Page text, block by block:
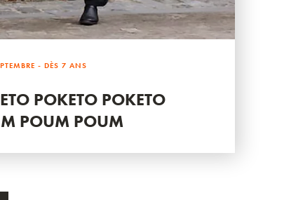
- DÈS 7 ANS
POKETO POKETO
POUM POUM